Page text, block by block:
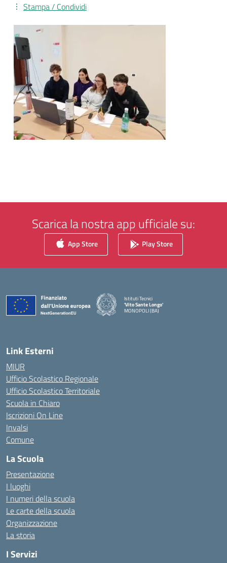
Stampa / Condividi
Scarica la nostra app ufficiale su:
App Store Play Store
Istituti Tecnici
'Vito Sante Longo'
MONOPOLI (BA)
Link Esterni
MIUR
Ufficio Scolastico Regionale
Ufficio Scolastico Territoriale
Scuola in Chiaro
Iscrizioni On Line
Invalsi
Comune
La Scuola
Presentazione
I luoghi
I numeri della scuola
Le carte della scuola
Organizzazione
La storia
I Servizi